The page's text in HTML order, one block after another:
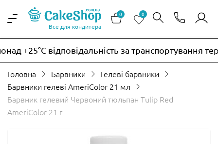
Все для кондитера
0 0
+25°C відповідальність за транспортування
Головна Барвники
Гелеві барвники
Барвники гелеві AmeriColor 21 мл
Барвник гелевий Червоний тюльпан Tulip Red
AmeriColor 21 г